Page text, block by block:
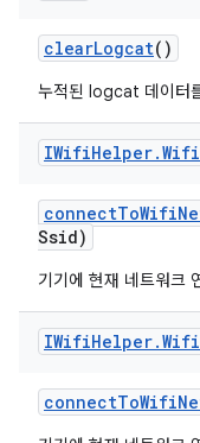
clearLogcat()
누적된 logcat 데이터
IWifiHelper.Wifi
connectToWifi
Ssid)
기기에 현재 네트워크
IWifiHelper.Wifi
connectToWifi